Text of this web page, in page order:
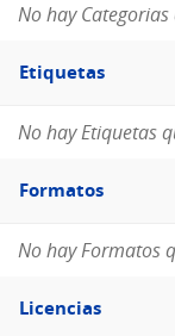
No hay
Filtro
Etiquetas
Etiquetas
No hay Etiquetas
Filtro
Formatos
Formatos
No hay Formatos
Filtro
Licencias